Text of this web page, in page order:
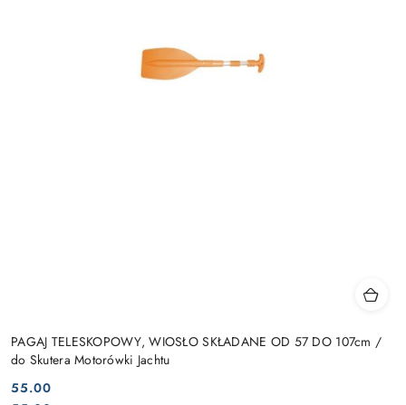
PAGAJ TELESKOPOWY, WIOSŁO SKŁADANE OD 57 DO 107cm /
do Skutera Motorówki Jachtu
55.00